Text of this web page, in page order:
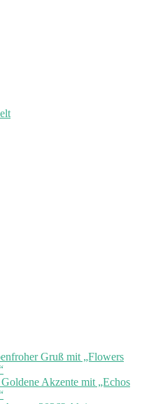
Gruß mit „Flowers
Akzente mit „Echos